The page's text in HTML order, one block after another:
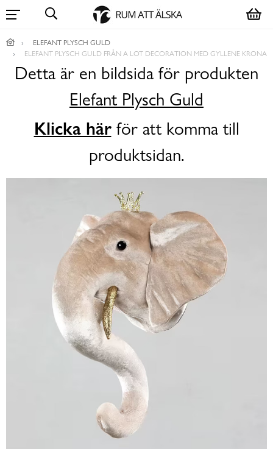
ELEFANT PLYSCH GULD
ELEFANT PLYSCH GULD FRÅN A LOT DECORATION MED GYLLENE KRONA
Detta är en bildsida för produkten
Elefant Plysch Guld
Klicka härför att komma till
produktsidan.